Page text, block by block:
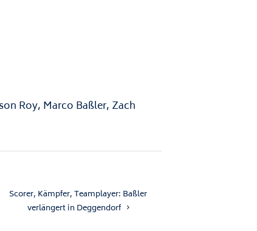
Roy, Marco Baßler, Zach
Scorer, Kämpfer, Teamplayer: Baßler
verlängert in Deggendorf